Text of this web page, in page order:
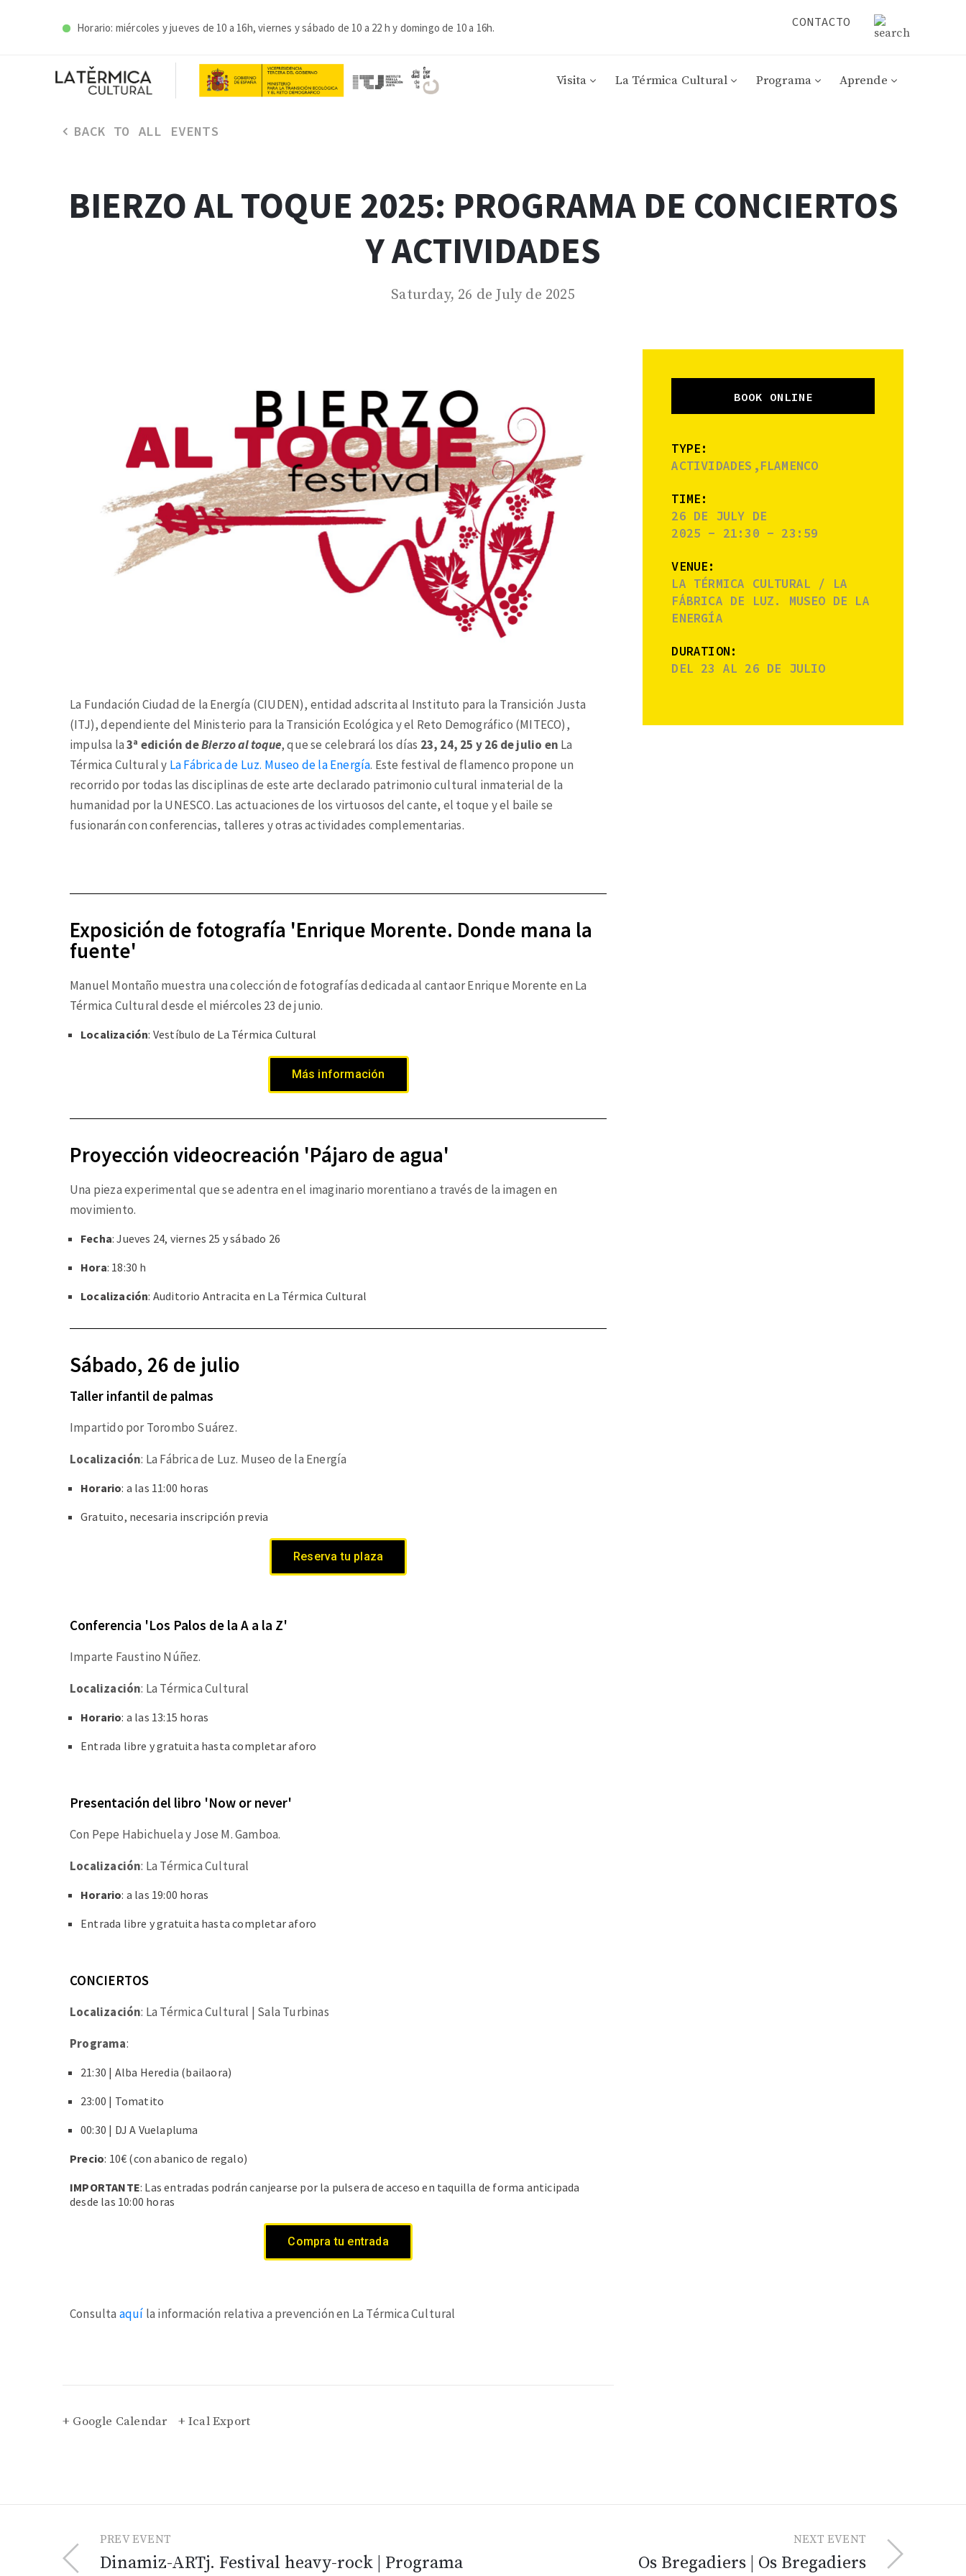
Horario: miércoles y jueves de 10 a 16h, viernes y sábado de 10 a 22 h y domingo de 10 a 16h. CONTACTO
Visita La Térmica Cultural Programa Aprende
BACK TO ALL EVENTS
BIERZO AL TOQUE 2025: PROGRAMA DE CONCIERTOS
Y ACTIVIDADES
Saturday, 26 de July de 2025
La Fundación Ciudad de la Energía (CIUDEN), entidad adscrita al Instituto para la Transición Justa
(ITJ), dependiente del Ministerio para la Transición Ecológica y el Reto Demográfico (MITECO),
impulsa la3ª edición deBierzo al toque, que se celebrará los días 23, 24, 25 y 26 de julio en La
Térmica Cultural y La Fábrica de Luz. Museo de la Energía. Este festival de flamenco propone un
recorrido por todas las disciplinas de este arte declarado patrimonio cultural inmaterial de la
humanidad por la UNESCO. Las actuaciones de los virtuosos del cante, el toque y el baile se
fusionarán con conferencias, talleres y otras actividades complementarias.
Exposición de fotografía 'Enrique Morente. Donde mana la
fuente'
Manuel Montaño muestra una colección de fotografías dedicada al cantaor Enrique Morente en La
Térmica Cultural desde el miércoles 23 de junio.
Localización: Vestíbulo de La Térmica Cultural
Más información
Proyección videocreación 'Pájaro de agua'
Una pieza experimental que seadentra en el imaginario morentiano a través de la imagen en
movimiento.
Fecha: Jueves 24, viernes 25 y sábado 26
Hora: 18:30 h
Localización: Auditorio Antracita en La Térmica Cultural
Sábado, 26 de julio
Taller infantil de palmas
Impartido por Torombo Suárez.
Localización: La Fábrica de Luz. Museo de la Energía
Horario: a las 11:00 horas
Gratuito, necesaria inscripción previa
Reserva tu plaza
Conferencia 'Los Palos de la A a la Z'
Imparte Faustino Núñez.
Localización: La Térmica Cultural
Horario: a las 13:15 horas
Entrada libre y gratuita hasta completar aforo
Presentación del libro 'Now or never'
Con Pepe Habichuela y Jose M. Gamboa.
Localización: La Térmica Cultural
Horario: a las 19:00 horas
Entrada libre y gratuita hasta completar aforo
CONCIERTOS
Localización: La Térmica Cultural | Sala Turbinas
Programa:
21:30 | Alba Heredia (bailaora)
23:00 | Tomatito
00:30 | DJ A Vuelapluma
Precio: 10€ (con abanico de regalo)
IMPORTANTE: Las entradas podrán canjearse por la pulsera de acceso en taquilla de forma anticipada
desde las 10:00 horas
Compra tu entrada
Consulta aquí la información relativa a prevención en La Térmica Cultural
+ Google Calendar + Ical Export
BOOK ONLINE
TYPE:
ACTIVIDADES,FLAMENCO
TIME:
26 DE JULY DE
2025 - 21:30 - 23:59
VENUE:
LA TÉRMICA CULTURAL / LA
FÁBRICA DE LUZ. MUSEO DE LA
ENERGÍA
DURATION:
DEL 23 AL 26 DE JULIO
PREV EVENT
Dinamiz-ARTj. Festival heavy-rock | Programa
NEXT EVENT
Os Bregadiers | Os Bregadiers